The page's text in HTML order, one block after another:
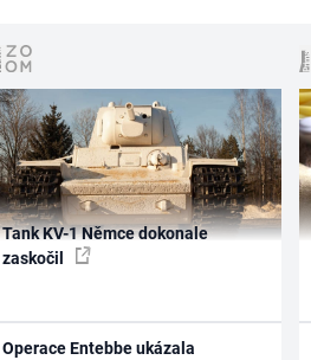
Tank KV-1 Němce dokonale
zaskočil
Operace Entebbe ukázala